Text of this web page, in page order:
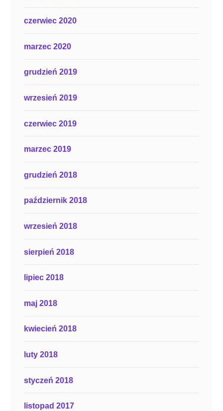
czerwiec 2020
marzec 2020
grudzień 2019
wrzesień 2019
czerwiec 2019
marzec 2019
grudzień 2018
październik 2018
wrzesień 2018
sierpień 2018
lipiec 2018
maj 2018
kwiecień 2018
luty 2018
styczeń 2018
listopad 2017